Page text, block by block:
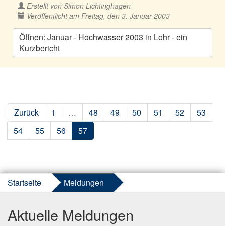
Erstellt von Simon Lichtinghagen
Veröffentlicht am Freitag, den 3. Januar 2003
Öffnen: Januar - Hochwasser 2003 in Lohr - ein
Kurzbericht
Zurück 1 … 48 49 50 51 52
53
54
55 56 57
Startseite Meldungen
Aktuelle Meldungen